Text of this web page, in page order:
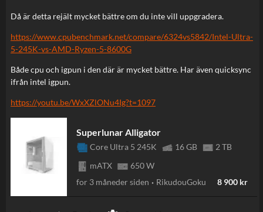
Då är detta rejält mycket bättre om du inte vill uppgradera.
https://www.cpubenchmark.net/compare/6324vs5842/Intel-Ultra-
5-245K-vs-AMD-Ryzen-5-8600G
Både cpu och igpun i den där är mycket bättre. Har även quicksync
ifrån intel igpun.
https://youtu.be/WxXZlONu4Ig?t=1097
Superlunar Alligator
Core Ultra 5 245K 16 GB
2 TB
mATX
650 W
for 3 måneder siden
RikudouGoku 8 900 kr